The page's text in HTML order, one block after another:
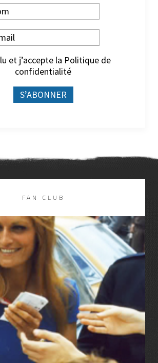
et j’accepte la Politique de
confidentialité
FAN CLUB
LIRE LA SUITE